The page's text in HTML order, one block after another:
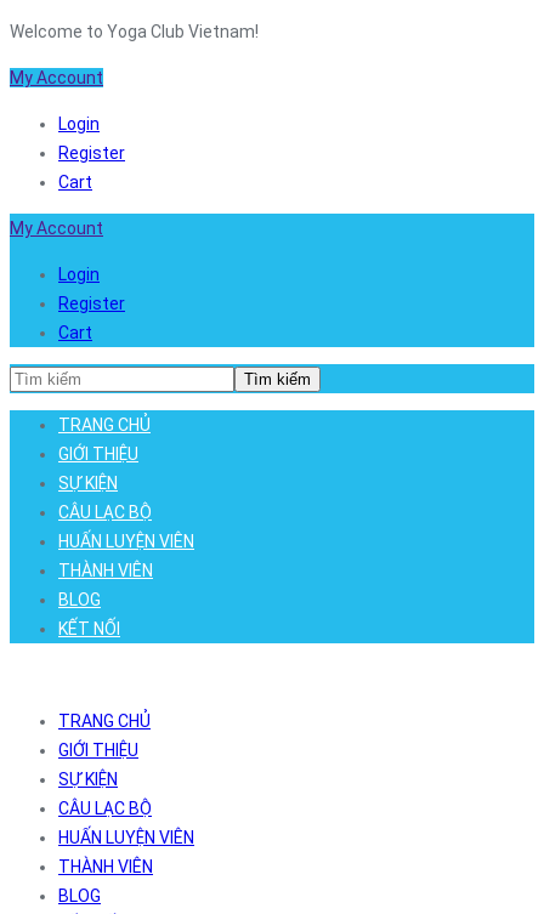
Welcome to Yoga Club Vietnam!
My Account
Login
Register
Cart
My Account
Login
Register
Cart
Tìm kiếm
TRANG CHỦ
GIỚI THIỆU
SỰ KIỆN
CÂU LẠC BỘ
HUẤN LUYỆN VIÊN
THÀNH VIÊN
BLOG
KẾT NỐI
TRANG CHỦ
GIỚI THIỆU
SỰ KIỆN
CÂU LẠC BỘ
HUẤN LUYỆN VIÊN
THÀNH VIÊN
BLOG